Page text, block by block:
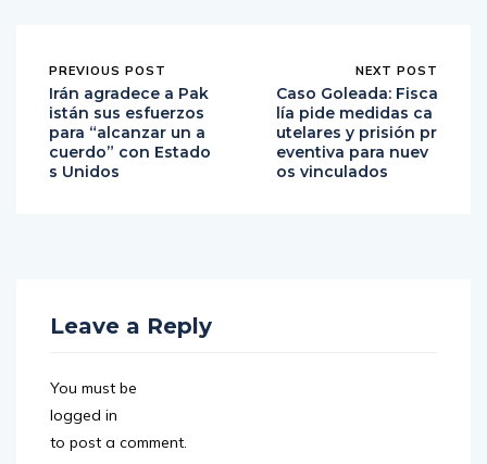
PREVIOUS POST
Irán agradece a Pak
istán sus esfuerzos
para “alcanzar un a
cuerdo” con Estado
s Unidos
NEXT POST
Caso Goleada: Fisca
lía pide medidas ca
utelares y prisión pr
eventiva para nuev
os vinculados
Leave a Reply
You must be
logged in
to post a comment.